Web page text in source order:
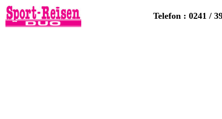
Telefon : 0241 /